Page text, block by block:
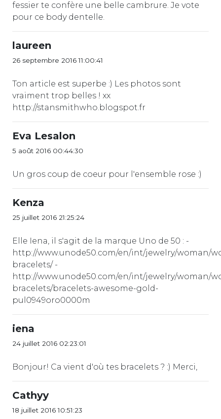
fessier te confère une belle cambrure. Je vote
pour ce body dentelle.
laureen
26 septembre 2016 11:00:41
Ton article est superbe :) Les photos sont
vraiment trop belles ! xx
http://stansmithwho.blogspot.fr
Eva Lesalon
5 août 2016 00:44:30
Un gros coup de coeur pour l'ensemble rose :)
Kenza
25 juillet 2016 21:25:24
Elle Iena, il s'agit de la marque Uno de 50 : -
http://www.unode50.com/en/int/jewelry/woman/
bracelets/ -
http://www.unode50.com/en/int/jewelry/woman/
bracelets/bracelets-awesome-gold-
pul0949oro0000m
iena
24 juillet 2016 02:23:01
Bonjour! Ca vient d'où tes bracelets ? :) Merci,
Cathyy
18 juillet 2016 10:51:23